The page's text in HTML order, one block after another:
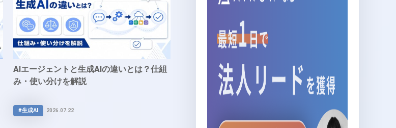
AIエージェントと生成AIの違いとは？仕組
み・使い分けを解説
#生成AI 2026.07.22